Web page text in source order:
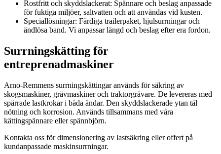
Rostfritt och skyddslackerat: Spännare och beslag anpassade
för fuktiga miljöer, saltvatten och att användas vid kusten.
Speciallösningar: Färdiga trailerpaket, hjulsurrningar och
ändlösa band. Vi anpassar längd och beslag efter era fordon.
Surrningskätting för
entreprenadmaskiner
Arno-Remmens surrningskättingar används för säkring av
skogsmaskiner, grävmaskiner och traktorgrävare. De levereras med
spärrade lastkrokar i båda ändar. Den skyddslackerade ytan tål
nötning och korrosion. Används tillsammans med våra
kättingspännare eller spännbjörn.
Kontakta oss för dimensionering av lastsäkring eller offert på
kundanpassade maskinsurrningar.